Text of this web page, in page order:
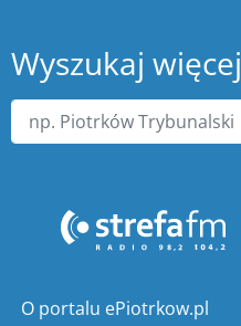
Wyszukaj więcej
O portalu ePiotrkow.pl